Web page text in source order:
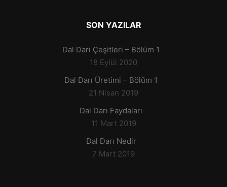
SON YAZILAR
Dal Darı Çeşitleri – Bölüm 1
18 Eylül 2020
Dal Darı Üretimi – Bölüm 1
21 Nisan 2019
Dal Darı Faydaları
11 Mart 2019
Dal Darı Nedir
7 Mart 2019